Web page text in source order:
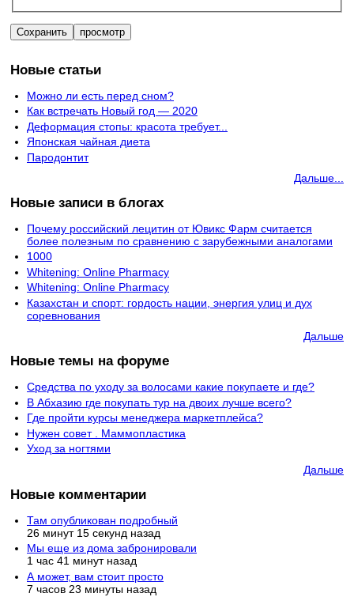
Новые статьи
Можно ли есть перед сном?
Как встречать Новый год — 2020
Деформация стопы: красота требует...
Японская чайная диета
Пародонтит
Дальше...
Новые записи в блогах
Почему российский лецитин от Ювикс Фарм считается
более полезным по сравнению с зарубежными аналогами
1000
Whitening: Online Pharmacy
Whitening: Online Pharmacy
Казахстан и спорт: гордость нации, энергия улиц и дух
соревнования
Дальше
Новые темы на форуме
Средства по уходу за волосами какие покупаете и где?
В Абхазию где покупать тур на двоих лучше всего?
Где пройти курсы менеджера маркетплейса?
Нужен совет . Маммопластика
Уход за ногтями
Дальше
Новые комментарии
Там опубликован подробный
26 минут 15 секунд назад
Мы еще из дома забронировали
1 час 41 минут назад
А может, вам стоит просто
7 часов 23 минуты назад